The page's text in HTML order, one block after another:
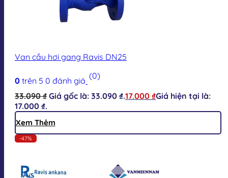
Van cầu hơi gang Ravis DN25
0 trên 5 0 đánh giá (0)
33.090₫ Giá gốc là: 33.090 ₫.17.000 ₫Giá hiện tại là:
17.000 ₫.
Xem Thêm
-47%